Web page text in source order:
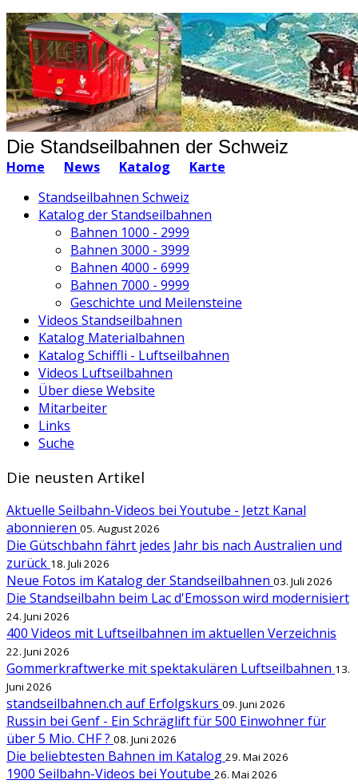
Die Standseilbahnen der Schweiz
Home News Katalog
Karte
Standseilbahnen Schweiz
Katalog der Standseilbahnen
Bahnen 1000 - 2999
Bahnen 3000 - 3999
Bahnen 4000 - 6999
Bahnen 7000 - 9999
Geschichte und Meilensteine
Videos Standseilbahnen
Katalog Materialbahnen
Katalog Schiffli - Luftseilbahnen
Videos Luftseilbahnen
Über diese Website
Mitarbeiter
Links
Suche
Die neusten Artikel
Aktuelle Seilbahn-Videos bei Youtube - Jetzt Kanal
abonnieren 05. August 2026
Die Gütschbahn fährt jedes Jahr bis nach Australien und
zurück 18. Juli 2026
Neue Fotos im Katalog der Standseilbahnen 03. Juli 2026
Die Standseilbahn beim Lac d'Emosson wird modernisiert
24. Juni 2026
400 Videos mit Luftseilbahnen im aktuellen Verzeichnis
22. Juni 2026
Gommerkraftwerke mit spektakulären Luftseilbahnen 13.
Juni 2026
standseilbahnen.ch auf Erfolgskurs 09. Juni 2026
Russin bei Genf - Ein Schräglift für 500 Einwohner für
über 5 Mio. CHF ? 08. Juni 2026
Die beliebtesten Bahnen im Katalog 29. Mai 2026
1900 Seilbahn-Videos bei Youtube 26. Mai 2026